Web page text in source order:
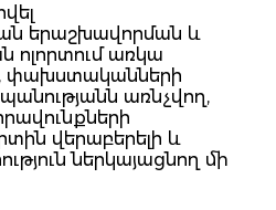
երաշխավորման և
ոլորտում առկա
փախստականների
առնչվող,
վերաբերելի և
ներկայացնող մի